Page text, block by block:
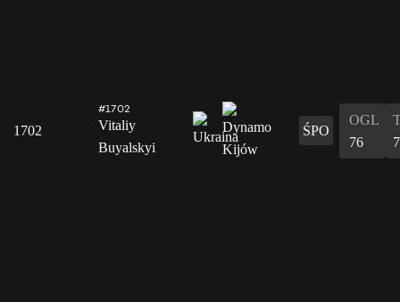
1702
#1702
Vitaliy
Buyalskyi
ŚPO
OGL
76